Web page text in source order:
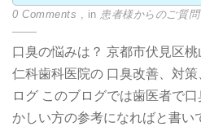
0 Comments , in 患者様からのご質問
口臭の悩みは？ 京都市伏見区
仁科歯科医院の 口臭改善、対
ログ このブログでは歯医者で
かしい方の参考になればと書い